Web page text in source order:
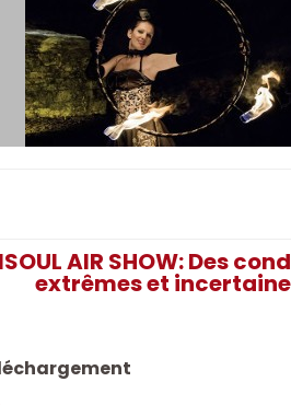
AIR SHOW: Des
extrêmes et